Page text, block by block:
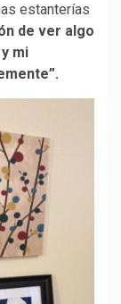
estanterías
de ver algo
mi